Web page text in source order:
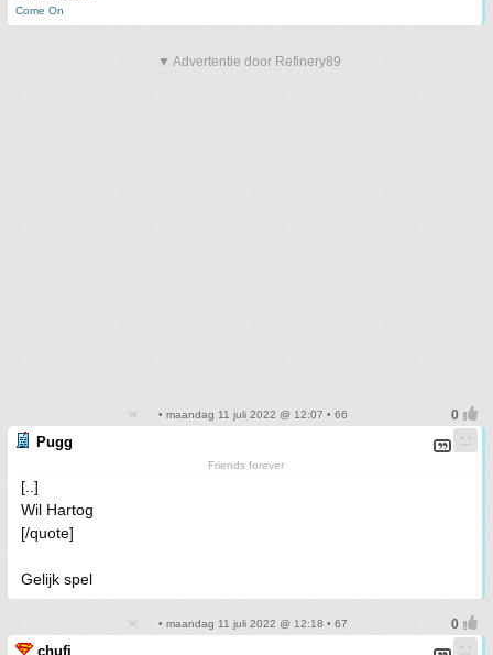
Come On
▼ Advertentie door Refinery89
• maandag 11 juli 2022 @ 12:07 • 66
Pugg
Friends forever
[..]
Wil Hartog
[/quote]
Gelijk spel
• maandag 11 juli 2022 @ 12:18 • 67
chufi